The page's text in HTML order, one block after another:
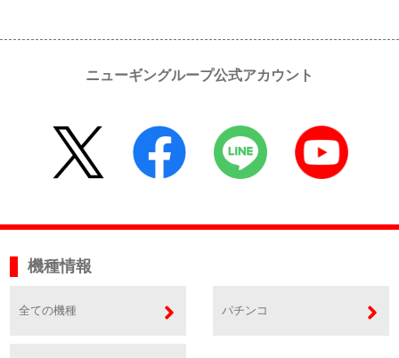
ニューギングループ公式アカウント
機種情報
全ての機種 パチンコ